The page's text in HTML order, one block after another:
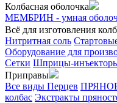
Колбасная оболочка
МЕМБРИН - умная
Всё для изготовления
Нитритная соль
Оборудование для
Сетки Шприцы-инъекторы
Приправы
Все виды Перцев
колбас Экстракты